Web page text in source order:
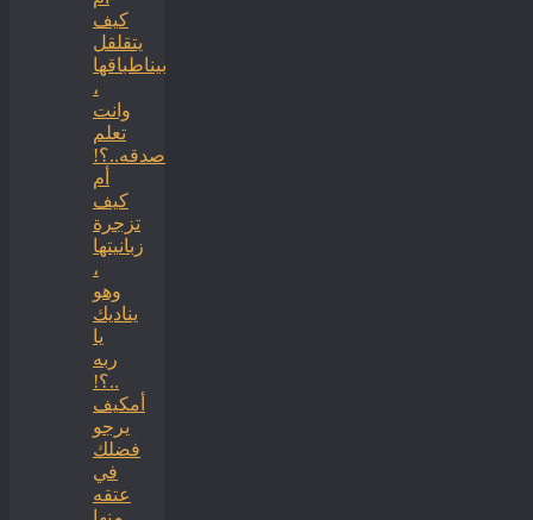
كيف
يتقلقل
بيناطباقها
،
وانت
تعلم
صدقه..؟!
أم
كيف
تزجرة
زبانيتها
،
وهو
يناديك
يا
ربه
..؟!
أمكيف
يرجو
فضلك
في
عتقه